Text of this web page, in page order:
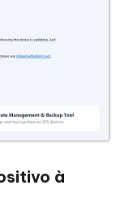
à